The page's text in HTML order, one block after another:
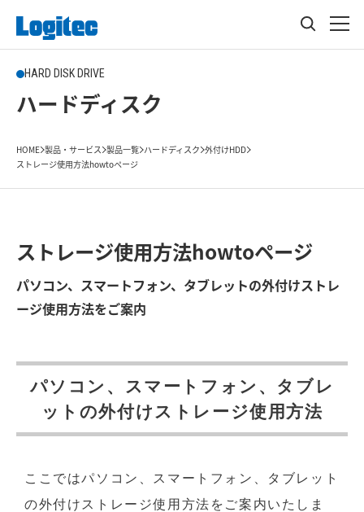
HARD DISK DRIVE
ハードディスク
HOME 製品・サービス 製品一覧 ハードディスク 外付けHDD
ストレージ使用方法howtoページ
ストレージ使用方法howtoページ
パソコン、スマートフォン、タブレットの外付けストレ
ージ使用方法をご案内
パソコン、スマートフォン、タブレ
ットの外付けストレージ使用方法
ここではパソコン、スマートフォン、タブレット
の外付けストレージ使用方法をご案内いたしま